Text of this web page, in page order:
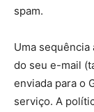
spam.
Uma
do seu e-mail
enviada para o
serviço. A